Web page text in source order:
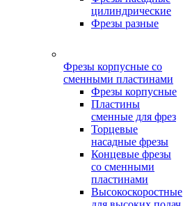
цилиндрические
Фрезы разные
Фрезы корпусные со
сменными пластинами
Фрезы корпусные
Пластины
сменные для фрез
Торцевые
насадные фрезы
Концевые фрезы
со сменными
пластинами
Высокоскоростные